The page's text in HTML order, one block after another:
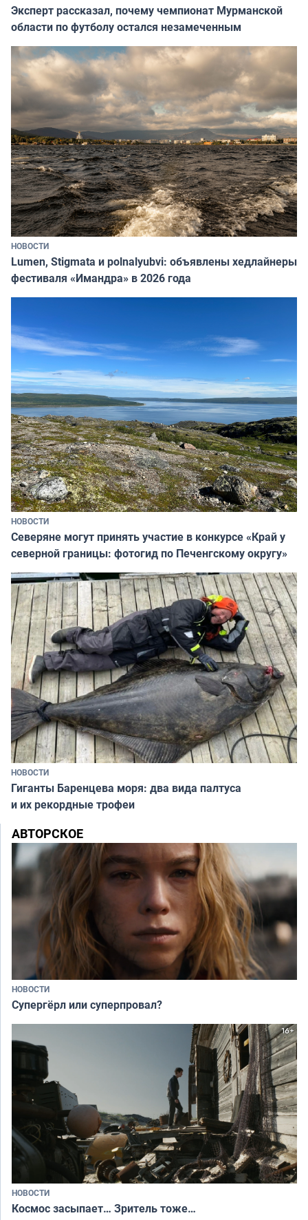
Эксперт рассказал, почему чемпионат Мурманской
области по футболу остался незамеченным
НОВОСТИ
Lumen, Stigmata и polnalyubvi: объявлены хедлайнеры
фестиваля «Имандра» в 2026 года
НОВОСТИ
Северяне могут принять участие в конкурсе «Край у
северной границы: фотогид по Печенгскому округу»
НОВОСТИ
Гиганты Баренцева моря: два вида палтуса
и их рекордные трофеи
АВТОРСКОЕ
НОВОСТИ
Супергёрл или суперпровал?
НОВОСТИ
Космос засыпает… Зритель тоже…